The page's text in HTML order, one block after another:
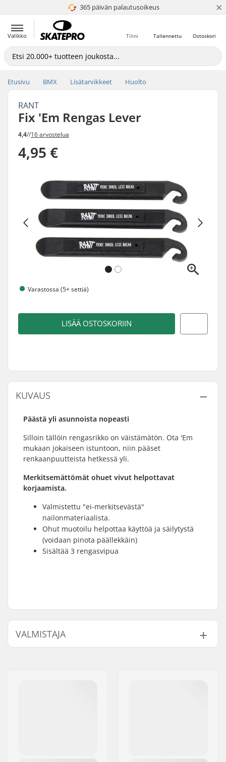
365 päivän palautusoikeus
4.8 / 5 ×
Valikko Ostoskori
Tallennettu
Tilini
Etusivu BMX Lisätarvikkeet Huolto
RANT
Fix 'Em Rengas Lever
4,4//16 arvostelua
4,95 €
Varastossa (5+ settiä)
LISÄÄ OSTOSKORIIN
KUVAUS
Päästä yli asunnoista nopeasti
Silloin tällöin rengasrikko on väistämätön. Ota 'Em
mukaan jokaiseen istuntoon, niin pääset
renkaanpuutteista hetkessä yli.
Merkitsemättömät ohuet vivut helpottavat
korjaamista.
Valmistettu "ei-merkitsevästä"
nailonmateriaalista.
Ohut muotoilu helpottaa käyttöä ja säilytystä
(voidaan pinota päällekkäin)
Sisältää 3 rengasvipua
VALMISTAJA